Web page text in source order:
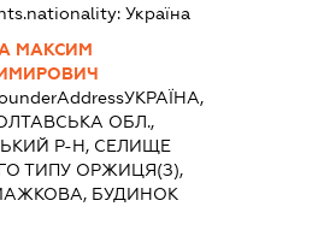
Україна
МАКСИМ
УКРАЇНА,
ОБЛ.,
Р-Н, СЕЛИЩЕ
ТИПУ ОРЖИЦЯ(З),
БУДИНОК